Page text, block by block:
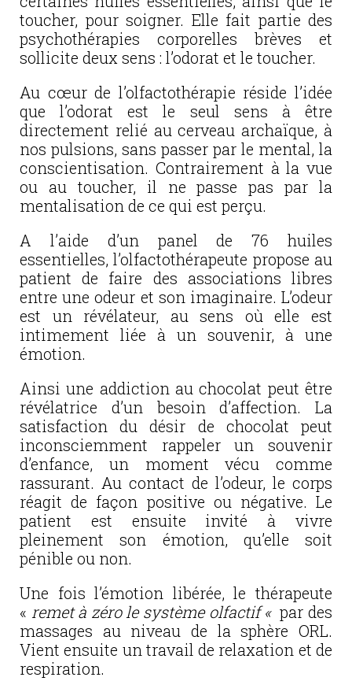
toucher, pour soigner. Elle fait partie des
psychothérapies corporelles brèves et
sollicite deux sens : l’odorat et le toucher.
Au cœur de l’olfactothérapie réside l’idée
que l’odorat est le seul sens à être
directement relié au cerveau archaïque, à
nos pulsions, sans passer par le mental, la
conscientisation. Contrairement à la vue
ou au toucher, il ne passe pas par la
mentalisation de ce qui est perçu.
A l’aide d’un panel de 76 huiles
essentielles, l’olfactothérapeute propose au
patient de faire des associations libres
entre une odeur et son imaginaire. L’odeur
est un révélateur, au sens où elle est
intimement liée à un souvenir, à une
émotion.
Ainsi une addiction au chocolat peut être
révélatrice d’un besoin d’affection. La
satisfaction du désir de chocolat peut
inconsciemment rappeler un souvenir
d’enfance, un moment vécu comme
rassurant. Au contact de l’odeur, le corps
réagit de façon positive ou négative. Le
patient est ensuite invité à vivre
pleinement son émotion, qu’elle soit
pénible ou non.
Une fois l’émotion libérée, le thérapeute
« remet à zéro le système olfactif « par des
massages au niveau de la sphère ORL.
Vient ensuite un travail de relaxation et de
respiration.